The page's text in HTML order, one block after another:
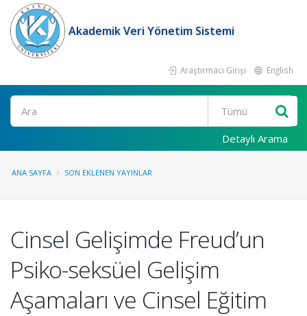
Akademik Veri Yönetim Sistemi
Araştırmacı Girişi English
Ara
Detaylı Arama
ANA SAYFA SON EKLENEN YAYINLAR
Cinsel Gelişimde Freud’un
Psiko-seksüel Gelişim
Aşamaları ve Cinsel Eğitim